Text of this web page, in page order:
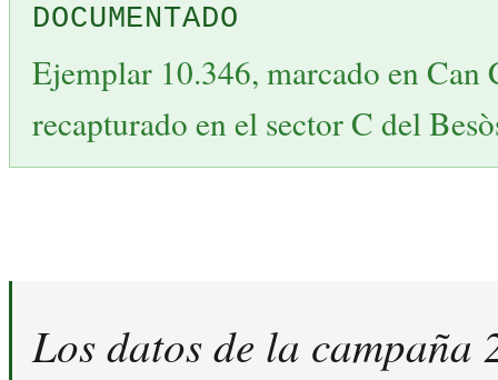
DOCUMENTADO
Ejemplar 10.346, marcado en Can
recapturado en el sector C del
Los datos de la campaña